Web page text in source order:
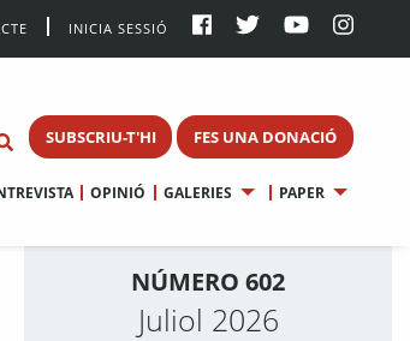
INICIA SESSIÓ
SUBSCRIU-T'HI FES UNA DONACIÓ
OPINIÓ GALERIES PAPER
NÚMERO 602
Juliol 2026